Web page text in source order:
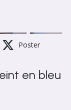
Poster
en bleu